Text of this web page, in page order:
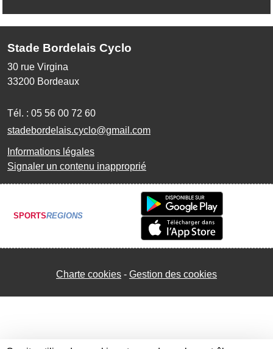
Stade Bordelais Cyclo
30 rue Virgina
33200 Bordeaux
Tél. : 05 56 00 72 60
stadebordelais.cyclo@gmail.com
Informations légales
Signaler un contenu inapproprié
SPORTSREGIONS
Charte cookies Gestion des cookies